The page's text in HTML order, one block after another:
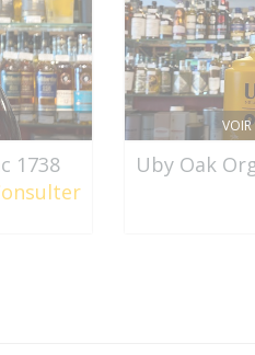
1738
VOIR
Uby Oak